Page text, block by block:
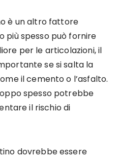
è un altro fattore
più spesso può fornire
per le articolazioni, il
se si salta la
il cemento o l’asfalto.
spesso potrebbe
il rischio di
dovrebbe essere